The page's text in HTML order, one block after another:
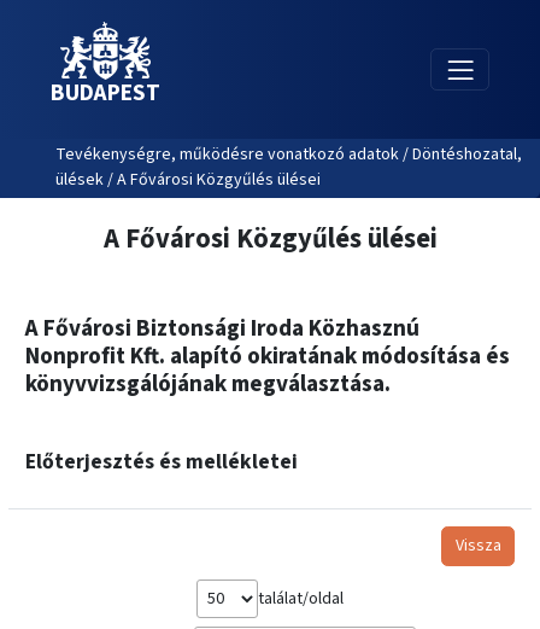
BUDAPEST
Tevékenységre, működésre vonatkozó adatok / Döntéshozatal,
ülések / A Fővárosi Közgyűlés ülései
A Fővárosi Közgyűlés ülései
A Fővárosi Biztonsági Iroda Közhasznú
Nonprofit Kft. alapító okiratának módosítása és
könyvvizsgálójának megválasztása.
Előterjesztés és mellékletei
Vissza
találat/oldal